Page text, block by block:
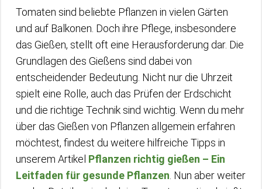
Tomaten sind beliebte Pflanzen in vielen Gärten
und auf Balkonen. Doch ihre Pflege, insbesondere
das Gießen, stellt oft eine Herausforderung dar. Die
Grundlagen des Gießens sind dabei von
entscheidender Bedeutung. Nicht nur die Uhrzeit
spielt eine Rolle, auch das Prüfen der Erdschicht
und die richtige Technik sind wichtig. Wenn du mehr
über das Gießen von Pflanzen allgemein erfahren
möchtest, findest du weitere hilfreiche Tipps in
unserem Artikel Pflanzen richtig gießen – Ein
Leitfaden für gesunde Pflanzen . Nun aber weiter